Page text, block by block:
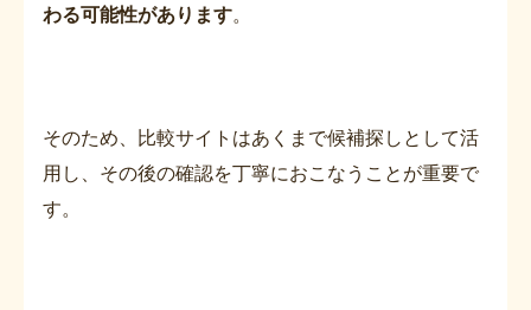
わる可能性があります。
そのため、比較サイトはあくまで候補探しとして活
用し、その後の確認を丁寧におこなうことが重要で
す。